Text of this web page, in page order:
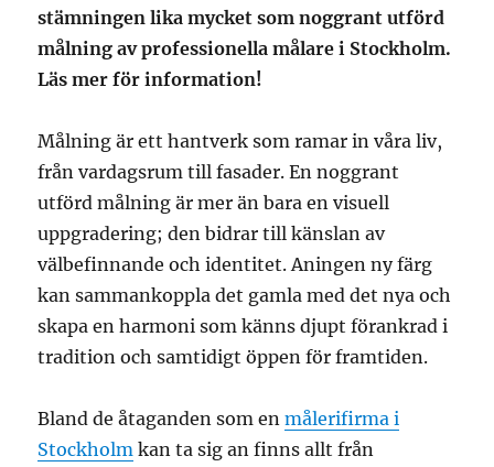
stämningen lika mycket som noggrant utförd
målning av professionella målare i Stockholm.
Läs mer för information!
Målning är ett hantverk som ramar in våra liv,
från vardagsrum till fasader. En noggrant
utförd målning är mer än bara en visuell
uppgradering; den bidrar till känslan av
välbefinnande och identitet. Aningen ny färg
kan sammankoppla det gamla med det nya och
skapa en harmoni som känns djupt förankrad i
tradition och samtidigt öppen för framtiden.
Bland de åtaganden som enmålerifirma i
Stockholm kan ta sig an finns allt från